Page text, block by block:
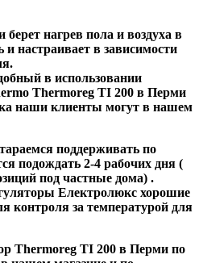
берет нагрев пола и воздуха в
настраивает в зависимости
в использовании
Thermoreg TI 200 в Перми
наши клиенты могут в нашем
поддерживать по
подождать 2-4 рабочих дня (
под частные дома) .
Електролюкс хорошие
контроля за температурой для
Thermoreg TI 200 в Перми по